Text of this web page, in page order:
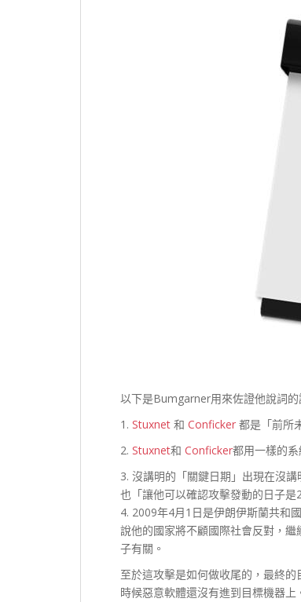
以下是Bumgarner用來佐證他說詞
1. Stuxnet 和 Conficker 都是「前所
2. Stuxnet和 Conficker都用一樣的
3. 沒講明的「關鍵日期」出現在沒
也「讓他可以確認攻擊發動的日子是
4. 2009年4月1日是伊朗伊斯蘭共和
說他的國家將不顧國際社會反對，
子有關。
至於這攻擊是如何做收尾的，最終
時候惡意軟體還沒有進到目標機器